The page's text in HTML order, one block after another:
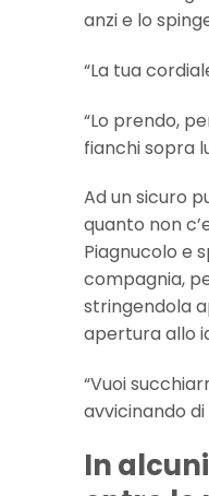
anzi e lo
“La tua
“Lo prendo,
fianchi sopra
Ad un sicuro
quanto non
Piagnucolo e
compagnia,
stringendola
apertura allo
“Vuoi
avvicinando
In